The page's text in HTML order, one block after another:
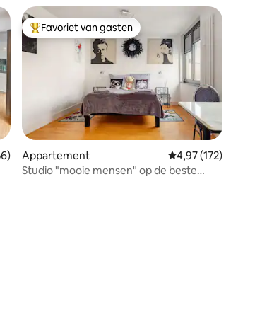
beoordeling van 4,93 uit 5, 56 recensies
Topfavoriet van gasten
Favoriet van gasten
Appartement Gemiddelde
4,97 (172)
Studio "mooie mensen" op de beste